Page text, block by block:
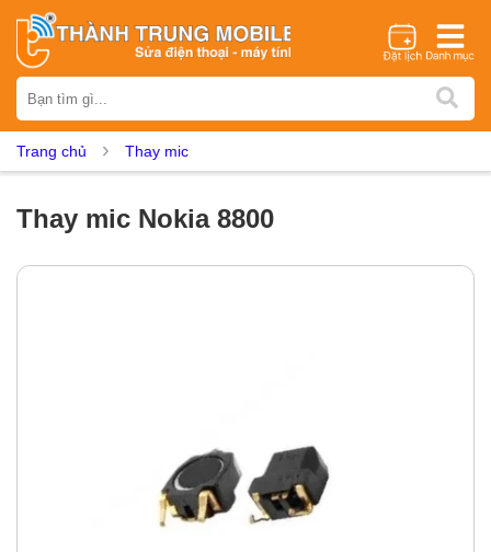
iPhone Samsung Oppo Xiaomi Realme Vivo
Vsmart
Màn hình Xiaomi Màn hình Realme
Màn hình Vsmart Màn hình Google Pixel
Thay pin
Trang chủ Thay mic
Thay mic Nokia 8800